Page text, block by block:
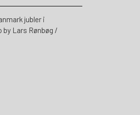
jubler i
by Lars Rønbøg /